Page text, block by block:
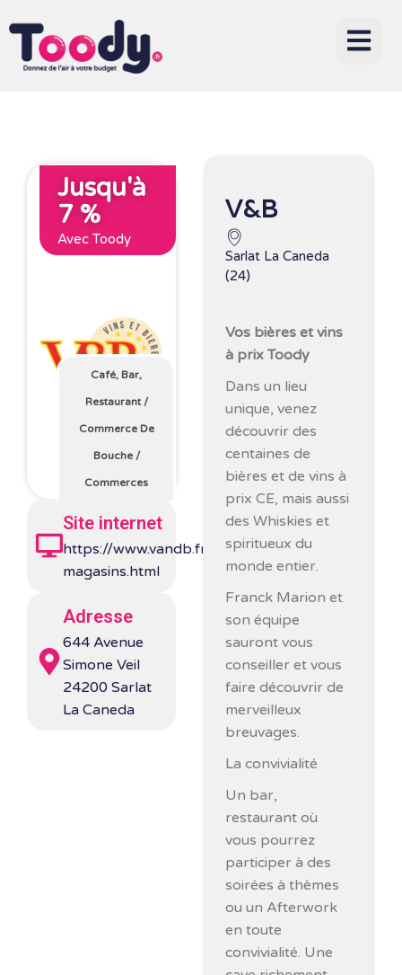
Jusqu'à
7 %
Avec Toody
Café, Bar,
Restaurant/
Commerce De
Bouche/
Commerces
Site internet
https://www.vandb.fr/nos-
magasins.html
Adresse
644 Avenue
Simone Veil
24200 Sarlat
La Caneda
V&B
Sarlat La Caneda
(24)
Vos bières et vins
à prix Toody
Dans un lieu
unique, venez
découvrir des
centaines de
bières et de vins à
prix CE, mais aussi
des Whiskies et
spiritueux du
monde entier.
Franck Marion et
son équipe
sauront vous
conseiller et vous
faire découvrir de
merveilleux
breuvages.
La convivialité
Un bar,
restaurant où
vous pourrez
participer à des
soirées à thèmes
ou un Afterwork
en toute
convivialité. Une